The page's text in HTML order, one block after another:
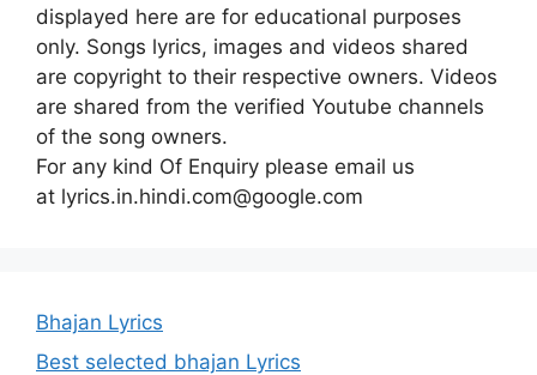
displayed here are for educational purposes
only. Songs lyrics, images and videos shared
are copyright to their respective owners. Videos
are shared from the verified Youtube channels
of the song owners.
For any kind Of Enquiry please email us
at lyrics.in.hindi.com@google.com
Bhajan Lyrics
Best selected bhajan Lyrics